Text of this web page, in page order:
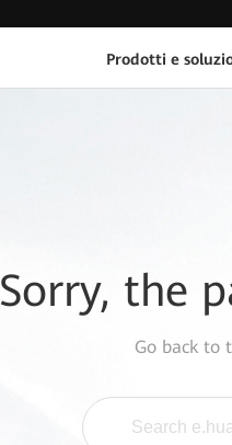
Prodotti e
Sorry, the
Go back to